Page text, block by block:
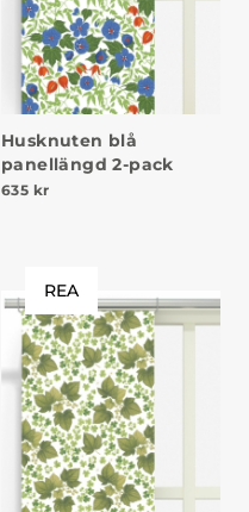
Husknuten blå
panellängd 2-pack
635 kr
REA